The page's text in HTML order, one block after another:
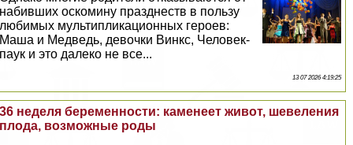
набивших оскомину празднеств в пользу
любимых мультипликационных героев:
Маша и Медведь, дeвoчки Винкс, Человек-
паук и это далеко не все...
13 07 2026 4:19:25
36 неделя беременности: каменеет живот, шевеления
плода, возможные роды